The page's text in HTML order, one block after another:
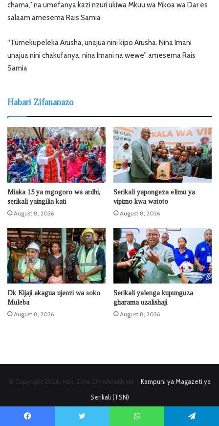
chama,” na umefanya kazi nzuri ukiwa Mkuu wa Mkoa wa Dar es
salaam amesema Rais Samia
“Tumekupeleka Arusha, unajua nini kipo Arusha. Nina Imani
unajua nini chakufanya, nina Imani na wewe” amesema Rais
Samia
Habari Zifananazo
Miaka 15 ya mgogoro wa ardhi,
serikali yaingilia kati
August 8, 2026
Serikali yapongeza elimu ya
vipimo kwa watoto
August 8, 2026
Dk Kijaji akagua ujenzi wa soko
Muleba
August 8, 2026
Serikali yalenga kupunguza
gharama uzalishaji
August 8, 2026
© Copyright 2026, Haki Zote Zimehifadhiwa | Kampuni ya Magazeti ya
Serikali (TSN)
Kuhusu HabariLEO
Matangazo: Maelekezo & Bei
Nunua E-Paper